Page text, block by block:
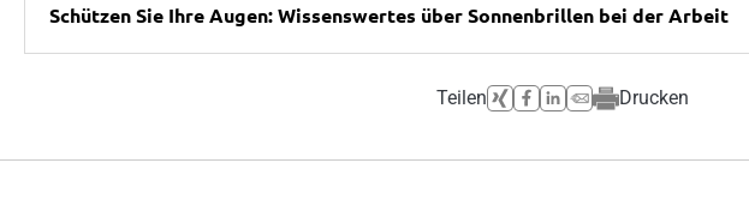
Schützen Sie Ihre Augen: Wissenswertes über Sonnenbrillen bei der Arbeit
Teilen Drucken